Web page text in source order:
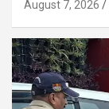
August 7, 2026